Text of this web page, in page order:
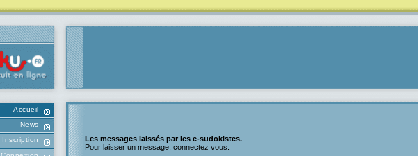
Accueil
News
Inscription
Les messages laissés par les e-sudokistes.
Pour laisser un message, connectez vous.